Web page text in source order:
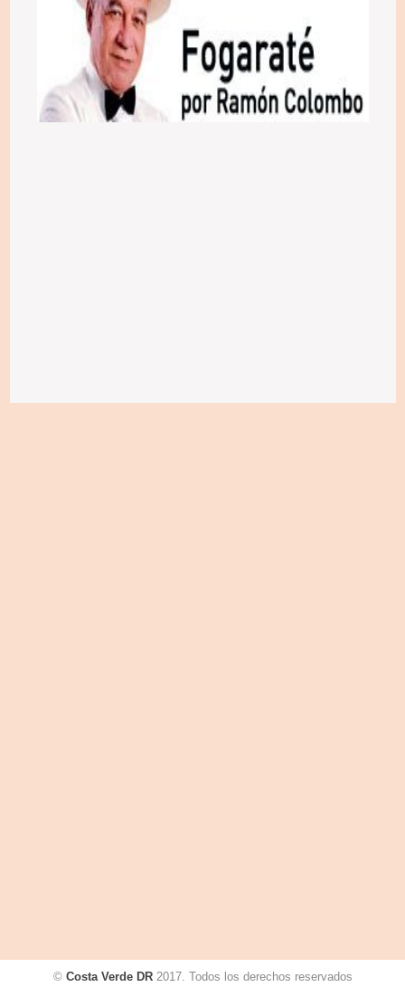
© Costa Verde DR2017. Todos los derechos reservados